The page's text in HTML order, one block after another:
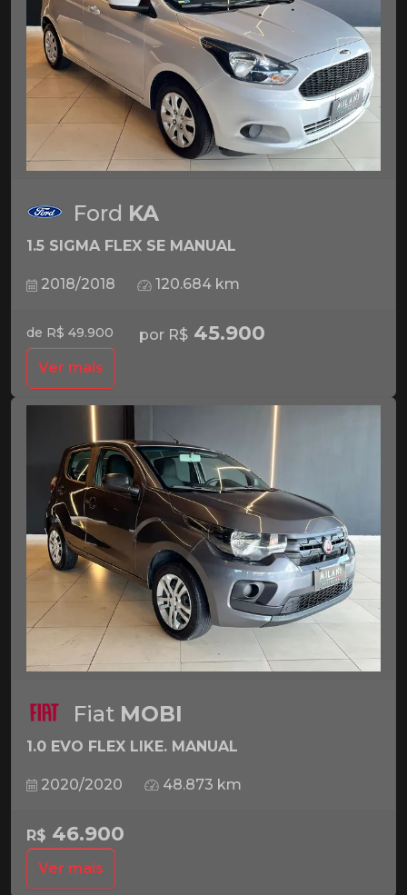
Ford KA
1.5 SIGMA FLEX SE MANUAL
2018/2018 120.684 km
de R$ 49.900 por R$ 45.900
Ver mais
Fiat MOBI
1.0 EVO FLEX LIKE. MANUAL
2020/2020 48.873 km
R$ 46.900
Ver mais